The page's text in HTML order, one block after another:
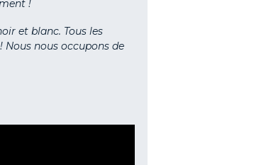
!
et blanc. Tous les
nous occupons de